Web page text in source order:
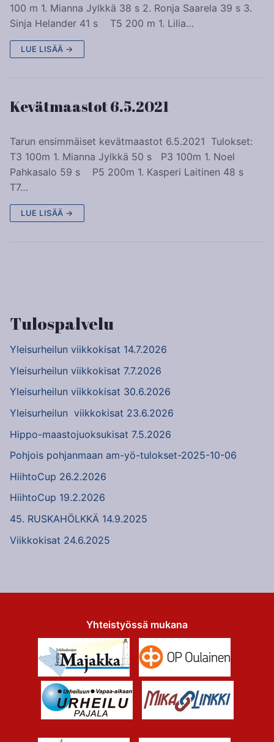
100 m 1. Mianna Jylkkä 38 s 2. Ronja Saarela 39 s 3.
Sinja Helander 41 s T5 200 m 1. Lilia…
LUE LISÄÄ →
Kevätmaastot 6.5.2021
Tarun ensimmäiset kevätmaastot 6.5.2021 Tulokset:
T3 100m 1. Mianna Jylkkä 50 s P3 100m 1. Noel
Pahkasalo 59 s P5 200m 1. Kasperi Laitinen 48 s
T7…
LUE LISÄÄ →
Tulospalvelu
Yleisurheilun viikkokisat 14.7.2026
Yleisurheilun viikkokisat 7.7.2026
Yleisurheilun viikkokisat 30.6.2026
Yleisurheilun viikkokisat 23.6.2026
Hippo-maastojuoksukisat 7.5.2026
Pohjois pohjanmaan am-yö-tulokset-2025-10-06
HiihtoCup 26.2.2026
HiihtoCup 19.2.2026
45. RUSKAHÖLKKÄ 14.9.2025
Viikkokisat 24.6.2025
Yhteistyössä mukana